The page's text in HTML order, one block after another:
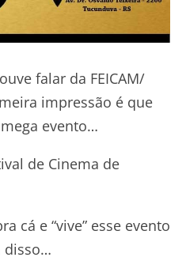
falar da FEICAM/
impressão é que
evento…
de Cinema de
cá e “vive” esse evento
disso…